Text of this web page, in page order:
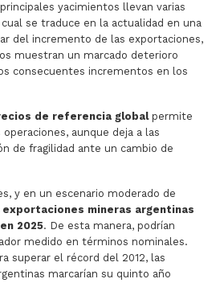
yacimientos llevan varias
se traduce en la actualidad en una
del incremento de las exportaciones,
muestran un marcado deterioro
consecuentes incrementos en los
de referencia global permite
aunque deja a las
de fragilidad ante un cambio de
y en un escenario moderado de
exportaciones mineras argentinas
2025. De esta manera, podrían
medido en términos nominales.
superar el récord del 2012, las
marcarían su quinto año